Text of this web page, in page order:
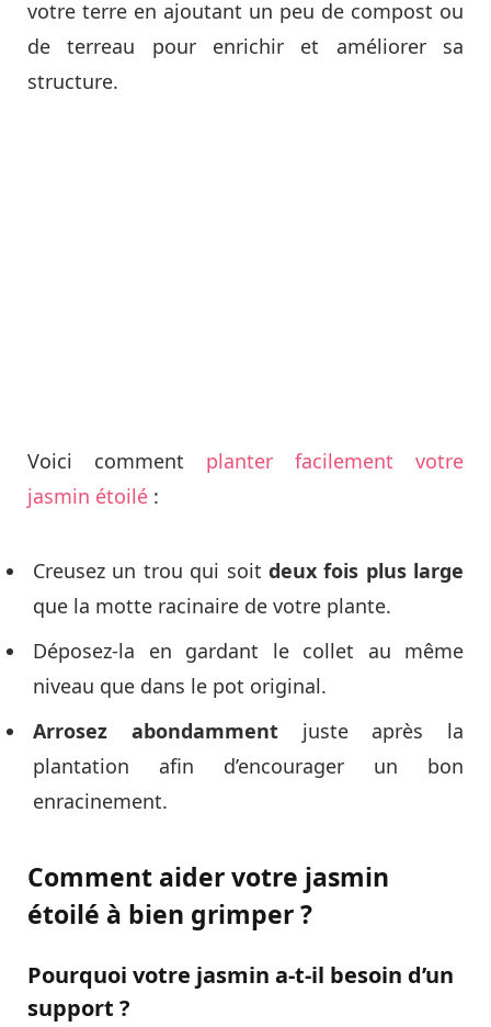
votre terre en ajoutant un peu de compost ou
de terreau pour enrichir et améliorer sa
structure.
Voici comment planter facilement votre
jasmin étoilé :
Creusez un trou qui soit deux fois plus large
que la motte racinaire de votre plante.
Déposez-la en gardant le collet au même
niveau que dans le pot original.
Arrosez abondammentjuste après la
plantation afin d’encourager un bon
enracinement.
Comment aider votre jasmin
étoilé à bien grimper ?
Pourquoi votre jasmin a-t-il besoin d’un
support ?